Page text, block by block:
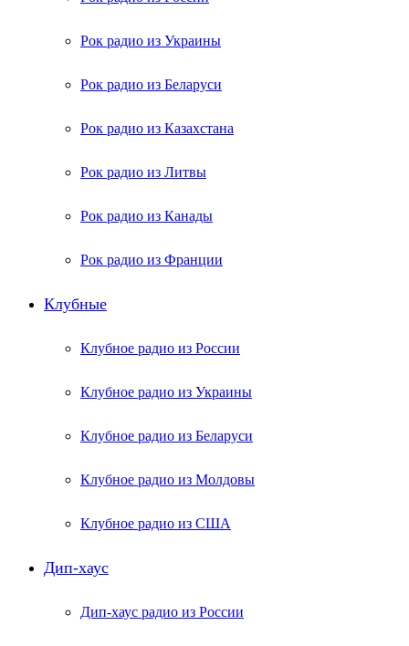
Рок радио из Украины
Рок радио из Беларуси
Рок радио из Казахстана
Рок радио из Литвы
Рок радио из Канады
Рок радио из Франции
Клубные
Клубное радио из России
Клубное радио из Украины
Клубное радио из Беларуси
Клубное радио из Молдовы
Клубное радио из США
Дип-хаус
Дип-хаус радио из России